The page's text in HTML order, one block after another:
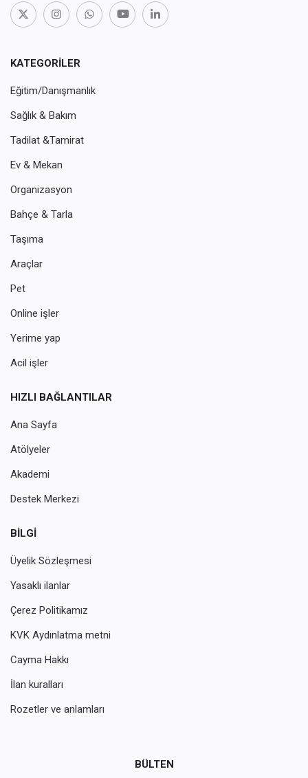
KATEGORILER
Eğitim/Danışmanlık
Sağlık & Bakım
Tadilat &Tamirat
Ev & Mekan
Organizasyon
Bahçe & Tarla
Taşıma
Araçlar
Pet
Online işler
Yerime yap
Acil işler
HIZLI BAĞLANTILAR
Ana Sayfa
Atölyeler
Akademi
Destek Merkezi
BILGI
Üyelik Sözleşmesi
Yasaklı ilanlar
Çerez Politikamız
KVK Aydınlatma metni
Cayma Hakkı
İlan kuralları
Rozetler ve anlamları
BÜLTEN